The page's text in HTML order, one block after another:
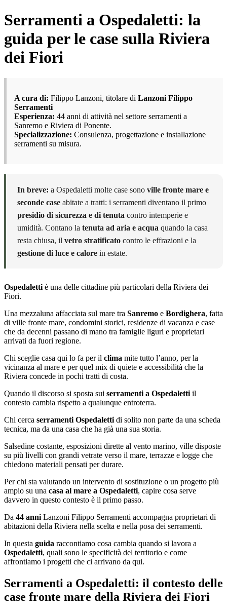
Serramenti a Ospedaletti: la
guida per le case sulla Riviera
dei Fiori
A cura di: Filippo Lanzoni, titolare di Lanzoni Filippo
Serramenti
Esperienza: 44 anni di attività nel settore serramenti a
Sanremo e Riviera di Ponente.
Specializzazione: Consulenza, progettazione e installazione
serramenti su misura.
In breve: a Ospedaletti molte case sono ville fronte mare e
seconde case abitate a tratti: i serramenti diventano il primo
presidio di sicurezza e di tenuta contro intemperie e
umidità. Contano la tenuta ad aria e acqua quando la casa
resta chiusa, il vetro stratificato contro le effrazioni e la
gestione di luce e calore in estate.
Ospedaletti è una delle cittadine più particolari della Riviera dei
Fiori.
Una mezzaluna affacciata sul mare tra Sanremo e Bordighera, fatta
di ville fronte mare, condomini storici, residenze di vacanza e case
che da decenni passano di mano tra famiglie liguri e proprietari
arrivati da fuori regione.
Chi sceglie casa qui lo fa per il clima mite tutto l’anno, per la
vicinanza al mare e per quel mix di quiete e accessibilità che la
Riviera concede in pochi tratti di costa.
Quando il discorso si sposta sui serramenti a Ospedaletti il
contesto cambia rispetto a qualunque entroterra.
Chi cerca serramenti Ospedaletti di solito non parte da una scheda
tecnica, ma da una casa che ha già una sua storia.
Salsedine costante, esposizioni dirette al vento marino, ville disposte
su più livelli con grandi vetrate verso il mare, terrazze e logge che
chiedono materiali pensati per durare.
Per chi sta valutando un intervento di sostituzione o un progetto più
ampio su una casa al mare a Ospedaletti, capire cosa serve
davvero in questo contesto è il primo passo.
Da 44 anni Lanzoni Filippo Serramenti accompagna proprietari di
abitazioni della Riviera nella scelta e nella posa dei serramenti.
In questa guida raccontiamo cosa cambia quando si lavora a
Ospedaletti, quali sono le specificità del territorio e come
affrontiamo i progetti che ci arrivano da qui.
Serramenti a Ospedaletti: il contesto delle
case fronte mare della Riviera dei Fiori